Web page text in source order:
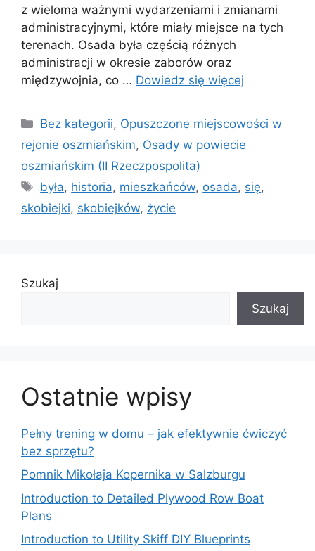
z wieloma ważnymi wydarzeniami i zmianami
administracyjnymi, które miały miejsce na tych
terenach. Osada była częścią różnych
administracji w okresie zaborów oraz
międzywojnia, co … Dowiedz się więcej
Kategorie
Bez kategorii, Opuszczone miejscowości w
rejonie oszmiańskim, Osady w powiecie
oszmiańskim (II Rzeczpospolita)
Tagi
była, historia, mieszkańców, osada, się,
skobiejki, skobiejków, życie
Szukaj
Szukaj
Ostatnie wpisy
Pełny trening w domu – jak efektywnie ćwiczyć
bez sprzętu?
Pomnik Mikołaja Kopernika w Salzburgu
Introduction to Detailed Plywood Row Boat
Plans
Introduction to Utility Skiff DIY Blueprints